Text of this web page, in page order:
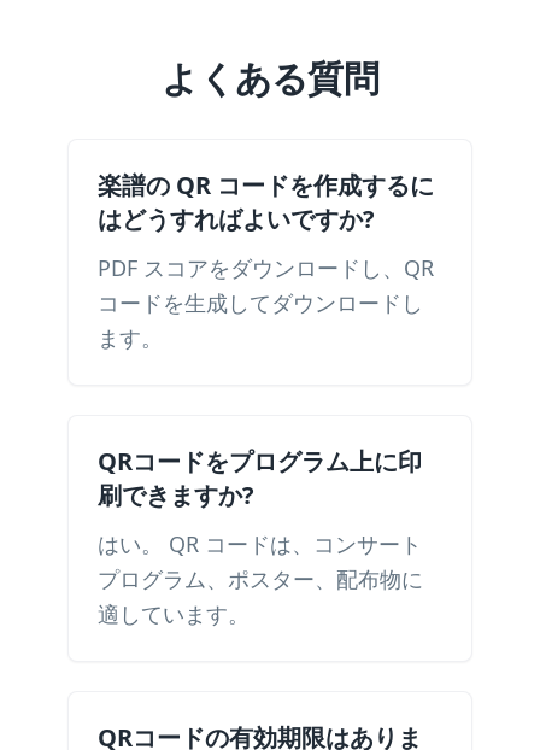
よくある質問
楽譜の QR コードを作成するに
はどうすればよいですか?
PDF スコアをダウンロードし、QR
コードを生成してダウンロードし
ます。
QRコードをプログラム上に印
刷できますか?
はい。 QR コードは、コンサート
プログラム、ポスター、配布物に
適しています。
QRコードの有効期限はありま